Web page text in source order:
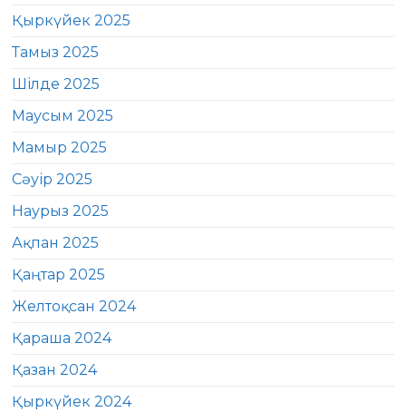
Қыркүйек 2025
Тамыз 2025
Шілде 2025
Маусым 2025
Мамыр 2025
Сәуір 2025
Наурыз 2025
Ақпан 2025
Қаңтар 2025
Желтоқсан 2024
Қараша 2024
Қазан 2024
Қыркүйек 2024